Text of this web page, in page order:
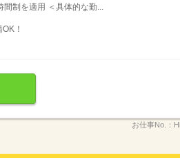
制を適用 ＜具体的な勤...
！
お仕事No.：